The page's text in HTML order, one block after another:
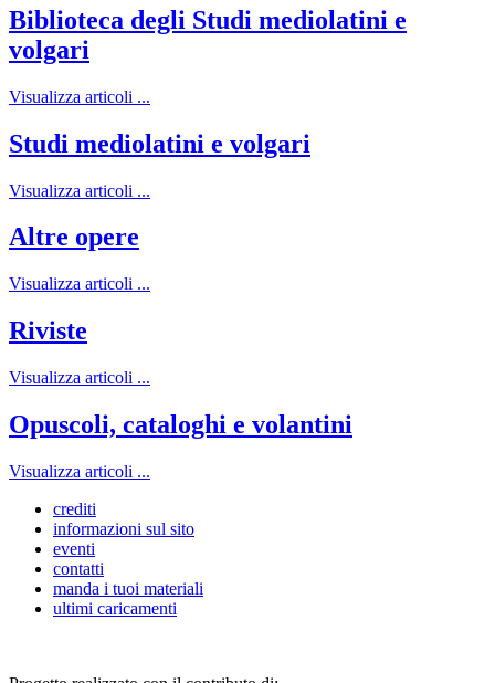
Biblioteca degli Studi mediolatini e
volgari
Visualizza articoli ...
Studi mediolatini e volgari
Visualizza articoli ...
Altre opere
Visualizza articoli ...
Riviste
Visualizza articoli ...
Opuscoli, cataloghi e volantini
Visualizza articoli ...
crediti
informazioni sul sito
eventi
contatti
manda i tuoi materiali
ultimi caricamenti